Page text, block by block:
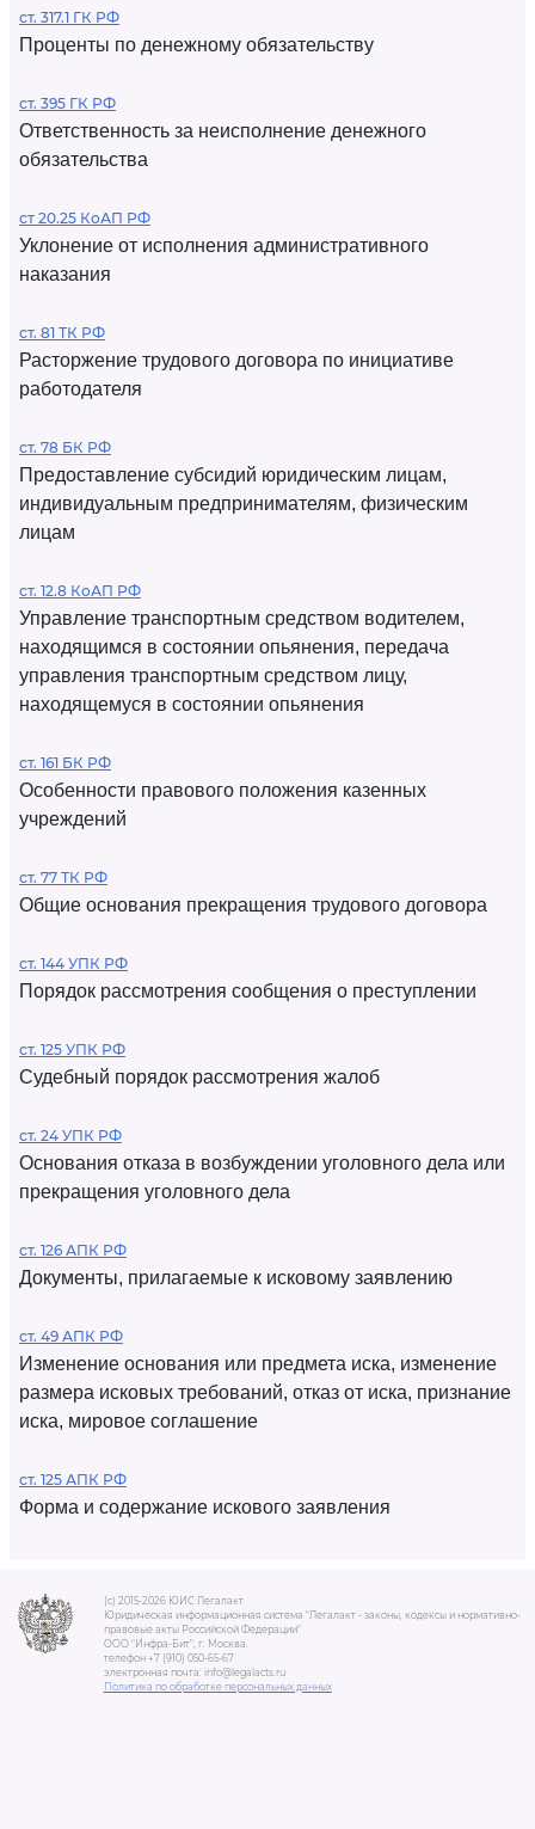
ст. 317.1 ГК РФ
Проценты по денежному обязательству
ст. 395 ГК РФ
Ответственность за неисполнение денежного
обязательства
ст 20.25 КоАП РФ
Уклонение от исполнения административного
наказания
ст. 81 ТК РФ
Расторжение трудового договора по инициативе
работодателя
ст. 78 БК РФ
Предоставление субсидий юридическим лицам,
индивидуальным предпринимателям, физическим
лицам
ст. 12.8 КоАП РФ
Управление транспортным средством водителем,
находящимся в состоянии опьянения, передача
управления транспортным средством лицу,
находящемуся в состоянии опьянения
ст. 161 БК РФ
Особенности правового положения казенных
учреждений
ст. 77 ТК РФ
Общие основания прекращения трудового договора
ст. 144 УПК РФ
Порядок рассмотрения сообщения о преступлении
ст. 125 УПК РФ
Судебный порядок рассмотрения жалоб
ст. 24 УПК РФ
Основания отказа в возбуждении уголовного дела или
прекращения уголовного дела
ст. 126 АПК РФ
Документы, прилагаемые к исковому заявлению
ст. 49 АПК РФ
Изменение основания или предмета иска, изменение
размера исковых требований, отказ от иска, признание
иска, мировое соглашение
ст. 125 АПК РФ
Форма и содержание искового заявления
(c) 2015-2026 ЮИС Легалакт
Юридическая информационная система "Легалакт - законы, кодексы и нормативно-
правовые акты Российской Федерации"
ООО "Инфра-Бит", г. Москва.
телефон +7 (910) 050-65-67
электронная почта: info@legalacts.ru
Политика по обработке персональных данных